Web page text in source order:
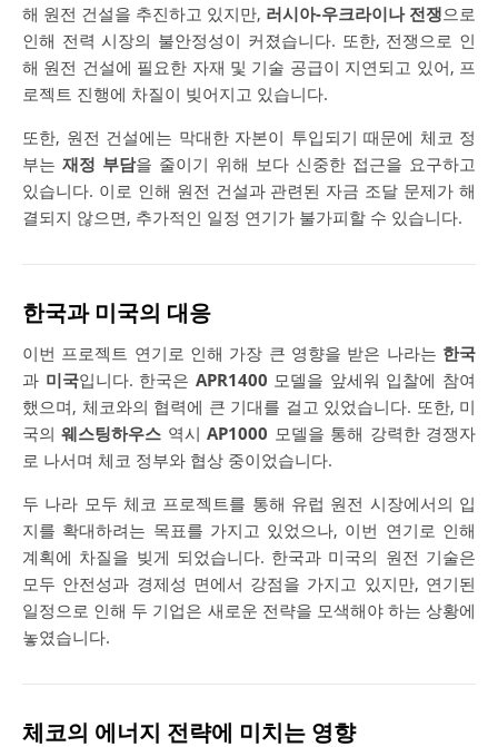
해 원전 건설을 추진하고 있지만, 러시아-우크라이나 전쟁으로
인해 전력 시장의 불안정성이 커졌습니다. 또한, 전쟁으로 인
해 원전 건설에 필요한 자재 및 기술 공급이 지연되고 있어, 프
로젝트 진행에 차질이 빚어지고 있습니다.
또한, 원전 건설에는 막대한 자본이 투입되기 때문에 체코 정
부는 재정 부담을 줄이기 위해 보다 신중한 접근을 요구하고
있습니다. 이로 인해 원전 건설과 관련된 자금 조달 문제가 해
결되지 않으면, 추가적인 일정 연기가 불가피할 수 있습니다.
한국과 미국의 대응
이번 프로젝트 연기로 인해 가장 큰 영향을 받은 나라는 한국
과 미국입니다. 한국은 APR1400 모델을 앞세워 입찰에 참여
했으며, 체코와의 협력에 큰 기대를 걸고 있었습니다. 또한, 미
국의웨스팅하우스 역시AP1000 모델을 통해 강력한 경쟁자
로 나서며 체코 정부와 협상 중이었습니다.
두 나라 모두 체코 프로젝트를 통해 유럽 원전 시장에서의 입
지를 확대하려는 목표를 가지고 있었으나, 이번 연기로 인해
계획에 차질을 빚게 되었습니다. 한국과 미국의 원전 기술은
모두 안전성과 경제성 면에서 강점을 가지고 있지만, 연기된
일정으로 인해 두 기업은 새로운 전략을 모색해야 하는 상황에
놓였습니다.
체코의 에너지 전략에 미치는 영향